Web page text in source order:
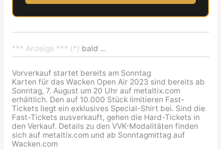
*** Anzeige *** (*) bald ...
Vorverkauf startet bereits am Sonntag
Karten für das Wacken Open Air 2023 sind bereits ab
Sonntag, 7. August um 20 Uhr auf metaltix.com
erhältlich. Den auf 10.000 Stück limitieren Fast-
Tickets liegt ein exklusives Special-Shirt bei. Sind die
Fast-Tickets ausverkauft, gehen die Hard-Tickets in
den Verkauf. Details zu den VVK-Modalitäten finden
sich auf metaltix.com und ab Sonntagmittag auf
Wacken.com